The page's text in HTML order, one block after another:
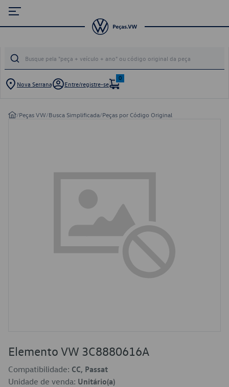
Nova Serrana Entre/registre-se
0
/Peças VW/Busca Simplificada/Peças por Código Original
Elemento VW 3C8880616A
Compatibilidade: CC, Passat
Unidade de venda: Unitário(a)